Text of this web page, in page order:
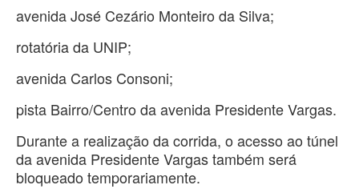
avenida José Cezário Monteiro da Silva;
rotatória da UNIP;
avenida Carlos Consoni;
pista Bairro/Centro da avenida Presidente Vargas.
Durante a realização da corrida, o acesso ao túnel
da avenida Presidente Vargas também será
bloqueado temporariamente.